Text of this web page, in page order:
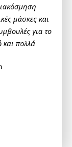
μάσκες και
για το
και πολλά